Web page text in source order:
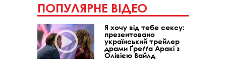
ПОПУЛЯРНЕ ВІДЕО
Я хочу від тебе сексу:
презентовано
український трейлер
драми Ґреґґа Аракі з
Олівією Вайлд